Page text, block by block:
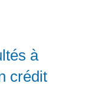
à
crédit